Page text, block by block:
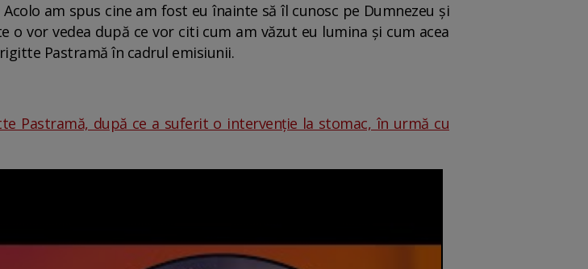
am spus cine am fost eu înainte să îl cunosc pe Dumnezeu și
o vor vedea după ce vor citi cum am văzut eu lumina și cum acea
Pastramă în cadrul emisiunii.
Pastramă, după ce a suferit o intervenție la stomac, în urmă cu